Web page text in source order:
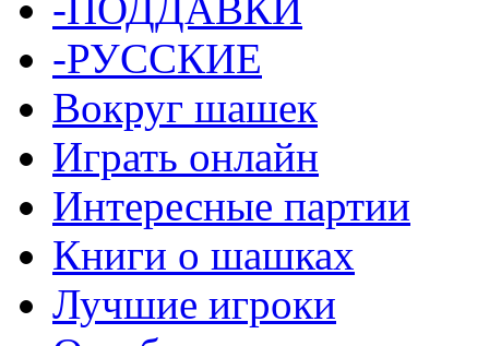
-ПОДДАВКИ
-РУССКИЕ
Вокруг шашек
Играть онлайн
Интересные партии
Книги о шашках
Лучшие игроки